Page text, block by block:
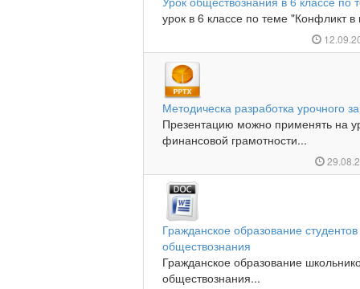
урок в 6 классе по теме "Конфликт
Методическа разработка урочного
Презентацию можно применять на
финансовой грамотности...
Гражданское образование
обществознания
Гражданское образование
обществознания...